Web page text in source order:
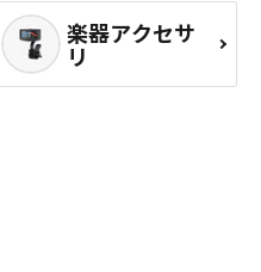
楽器アクセサ
リ